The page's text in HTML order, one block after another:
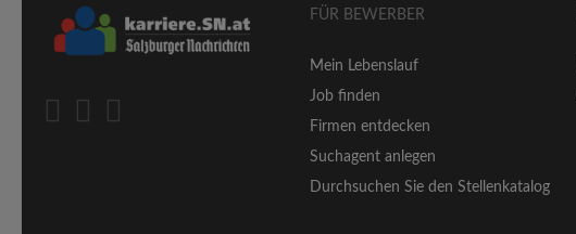
FÜR BEWERBER
Mein Lebenslauf
Job finden
Firmen entdecken
Suchagent anlegen
Durchsuchen Sie den Stellenkatalog